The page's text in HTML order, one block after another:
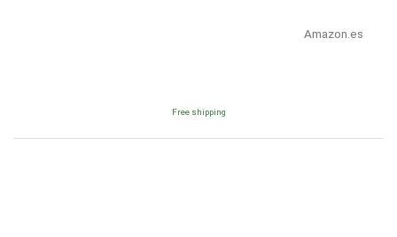
Amazon.es
Free shipping